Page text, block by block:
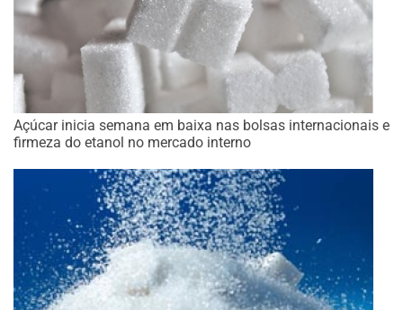
Açúcar inicia semana em baixa nas bolsas internacionais e
firmeza do etanol no mercado interno